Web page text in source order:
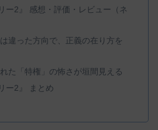
ー2』 感想・評価・レビュー（ネ
違った方向で、正義の在り方を
た「特権」の怖さが垣間見える
ー2』 まとめ